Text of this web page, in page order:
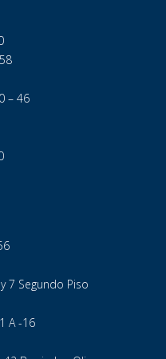
– 46
7 Segundo Piso
A -16